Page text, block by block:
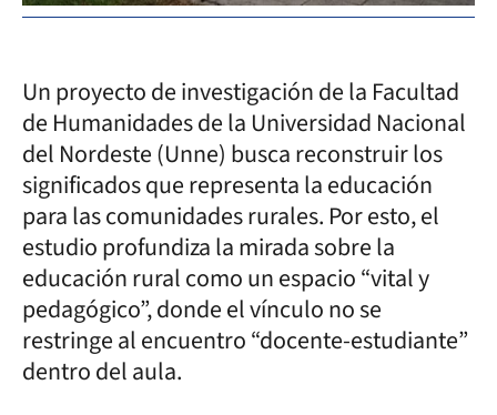
Un proyecto de investigación de la Facultad
de Humanidades de la Universidad Nacional
del Nordeste (Unne) busca reconstruir los
significados que representa la educación
para las comunidades rurales. Por esto, el
estudio profundiza la mirada sobre la
educación rural como un espacio “vital y
pedagógico”, donde el vínculo no se
restringe al encuentro “docente-estudiante”
dentro del aula.